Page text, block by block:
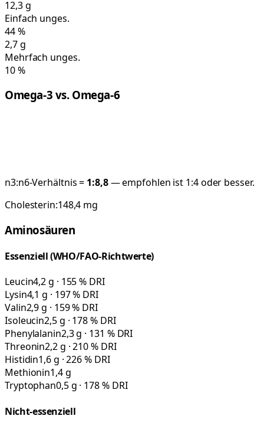
12,3g
Einfach unges.
44%
2,7g
Mehrfach unges.
10%
Omega-3 vs. Omega-6
n3:n6-Verhältnis = 1:8,8— empfohlen ist 1:4 oder besser.
Cholesterin:148,4 mg
Aminosäuren
Essenziell (WHO/FAO-Richtwerte)
Leucin4,2 g · 155 % DRI
Lysin4,1 g · 197 % DRI
Valin2,9 g · 159 % DRI
Isoleucin2,5 g · 178 % DRI
Phenylalanin2,3 g · 131 % DRI
Threonin2,2 g · 210 % DRI
Histidin1,6 g · 226 % DRI
Methionin1,4 g
Tryptophan0,5 g · 178 % DRI
Nicht-essenziell